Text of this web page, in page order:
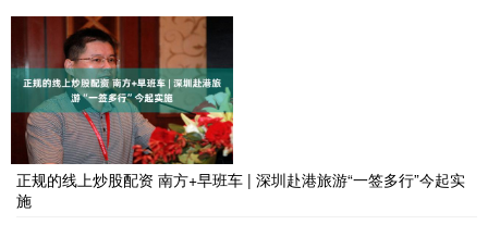
正规的线上炒股配资 南方+早班车 | 深圳赴港旅游“一签多行”今起实
施